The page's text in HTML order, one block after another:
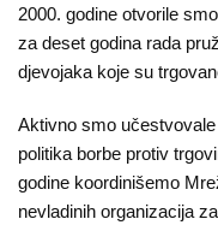
"Lara"
Bijeljina
Početna
O
2000. godine otvorile
za deset godina rada
djevojaka koje su
Aktivno smo
politika borbe protiv
godine koordinišemo
nevladinih organizacija